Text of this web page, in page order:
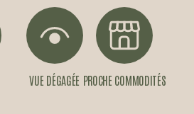
VUE DÉGAGÉE PROCHE COMMODITÉS